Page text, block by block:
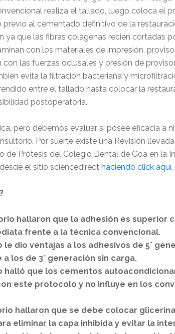
realiza el tallado, luego coloca el
al cementado definitivo de la
ya que las fibras colágenas recién cortadas
con los materiales de impresión,
las fuerzas oclusales y presión de
evita la filtración bacteriana y
entre el tallado hasta colocar la
postoperatoria.
pero debemos evaluar si posee eficacia a
Por suerte existe una Revisión
Prótesis del Colegio Dental de Goa en la
el sitio sciencedirect haciendo click aquí.
hallaron que la adhesión es superior
frente a la técnica convencional.
dio ventajas a los adhesivos de 5°
los de 3° generación sin carga.
halló que los cementos
este protocolo y no influye en los
hallaron que se debe colocar
eliminar la capa inhibida y evitar la